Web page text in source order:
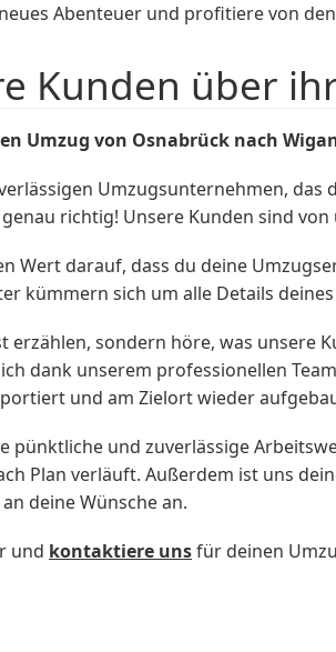
Abenteuer und profitiere von
Kunden über
Umzug von Osnabrück nach
Umzugsunternehmen,
richtig! Unsere Kunden sind
Wert darauf, dass du deine
kümmern sich um alle Details
erzählen, sondern höre, was unsere
dank unserem professionellen
und am Zielort wieder
pünktliche und zuverlässige
Plan verläuft. Außerdem ist uns
deine Wünsche an.
und kontaktiere unsfür deinen